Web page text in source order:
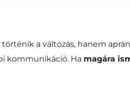
a változás, hanem
kommunikáció. Ha magára